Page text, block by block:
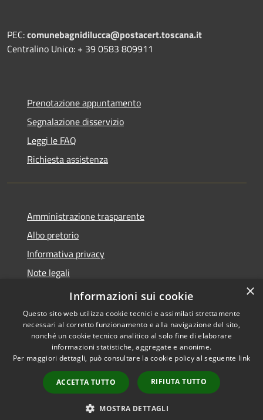
PEC:comunebagnidilucca@postacert.toscana.it
Centralino Unico: + 39 0583 809911
Prenotazione appuntamento
Segnalazione disservizio
Leggi le FAQ
Richiesta assistenza
Amministrazione trasparente
Albo pretorio
Informativa privacy
Note legali
Dichiarazione di accessibilità
Accessibilità
Copyright © 2026 • Comune di
Bagni di Lucca • Powered by
Municipium•
Accesso
redazione
×
Informazioni sui cookie
Questo sito web utilizza cookie tecnici e assimilati strettamente
necessari al corretto funzionamento e alla navigazione del sito,
nonché un cookie tecnico analitico al solo fine di elaborare
informazioni statistiche, aggregate e anonime.
Per maggiori dettagli, può consultare la cookie policy al seguente link
ACCETTA TUTTO RIFIUTA TUTTO
MOSTRA DETTAGLI